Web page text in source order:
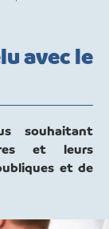
avec le
souhaitant
et leurs
et de